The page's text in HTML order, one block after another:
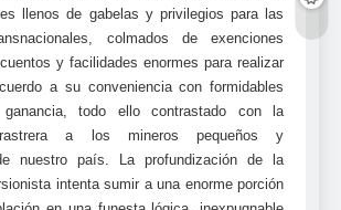
llenos de gabelas y privilegios para las
colmados de exenciones
y facilidades enormes para realizar
a su conveniencia con formidables
ganancia, todo ello contrastado con la
rastrera a los mineros pequeños y
nuestro país. La profundización de la
intenta sumir a una enorme porción